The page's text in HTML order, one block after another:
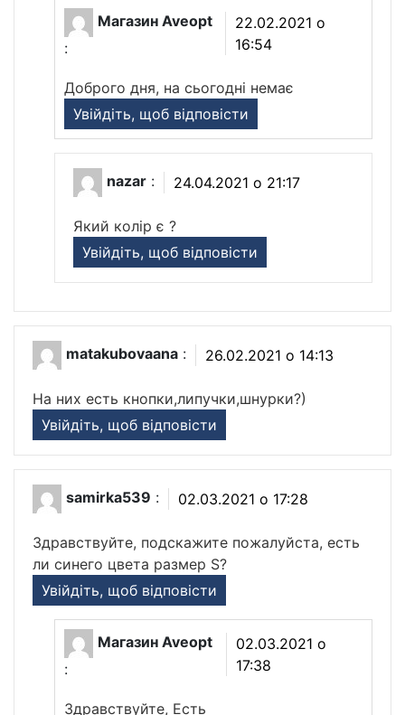
Магазин Aveopt
:
22.02.2021 о
16:54
Доброго дня, на сьогодні немає
Увійдіть, щоб відповісти
nazar : 24.04.2021 о 21:17
Який колір є ?
Увійдіть, щоб відповісти
matakubovaana : 26.02.2021 о 14:13
На них есть кнопки,липучки,шнурки?)
Увійдіть, щоб відповісти
samirka539 : 02.03.2021 о 17:28
Здравствуйте, подскажите пожалуйста, есть
ли синего цвета размер S?
Увійдіть, щоб відповісти
Магазин Aveopt
:
02.03.2021 о
17:38
Здравствуйте, Есть